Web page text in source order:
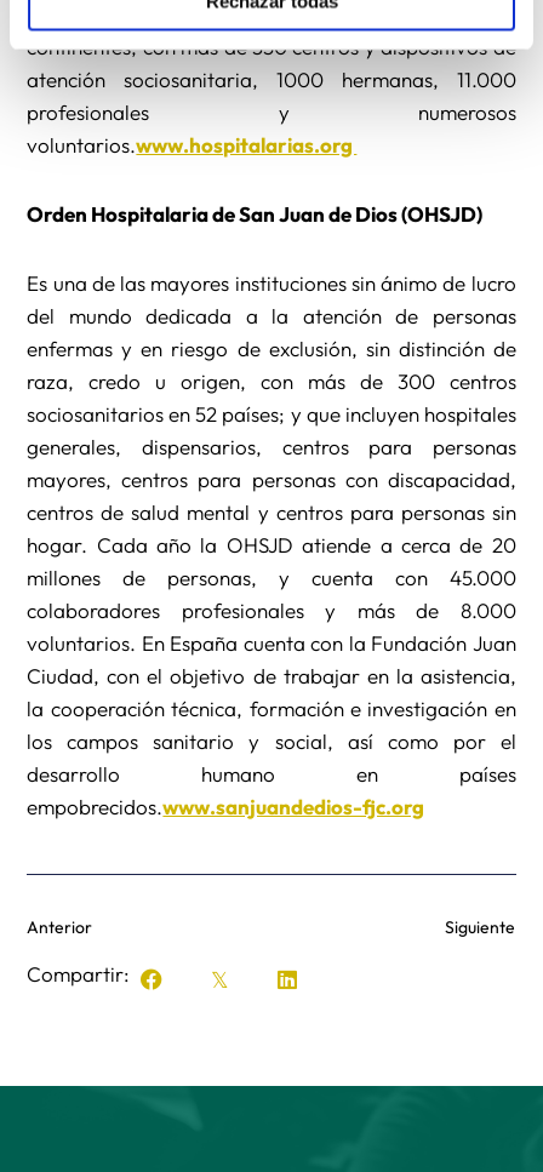
hospitalaria está presente en 27 países, de 4
continentes, con más de 350 centros y dispositivos de
atención sociosanitaria, 1000 hermanas, 11.000
profesionales y numerosos
voluntarios.www.hospitalarias.org
Orden Hospitalaria de San Juan de Dios (OHSJD)
Es una de las mayores instituciones sin ánimo de lucro
del mundo dedicada a la atención de personas
enfermas y en riesgo de exclusión, sin distinción de
raza, credo u origen, con más de 300 centros
sociosanitarios en 52 países; y que incluyen hospitales
generales, dispensarios, centros para personas
mayores, centros para personas con discapacidad,
centros de salud mental y centros para personas sin
hogar. Cada año la OHSJD atiende a cerca de 20
millones de personas, y cuenta con 45.000
colaboradores profesionales y más de 8.000
voluntarios. En España cuenta con la Fundación Juan
Ciudad, con el objetivo de trabajar en la asistencia,
la cooperación técnica, formación e investigación en
los campos sanitario y social, así como por el
desarrollo humano en países
empobrecidos.www.sanjuandedios-fjc.org
Anterior Siguiente
Compartir: